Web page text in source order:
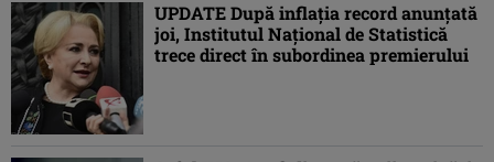
UPDATE După inflaţia record anunţată
joi, Institutul Naţional de Statistică
trece direct în subordinea premierului